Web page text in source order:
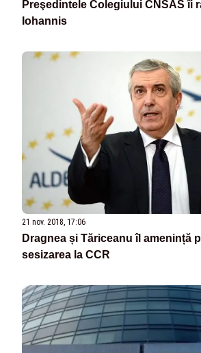
Preşedintele Colegiului CNSAS îi
Iohannis
21 nov. 2018, 17:06
Dragnea și Tăriceanu îl amenință
sesizarea la CCR